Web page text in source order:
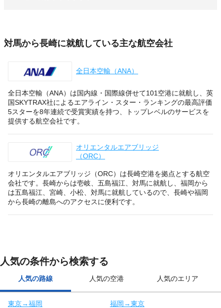
対馬から長崎に就航している主な航空会社
全日本空輸（ANA）
全日本空輸（ANA）は国内線・国際線併せて101空港に就航し、英
国SKYTRAX社によるエアライン・スター・ランキングの最高評価
5スターを8年連続で受賞実績を持つ、トップレベルのサービスを
提供する航空会社です。
オリエンタルエアブリッジ
（ORC）
オリエンタルエアブリッジ（ORC）は長崎空港を拠点とする航空
会社です。長崎からは壱岐、五島福江、対馬に就航し、福岡から
は五島福江、宮崎、小松、対馬に就航しているので、長崎や福岡
から長崎の離島へのアクセスに便利です。
人気の条件から検索する
人気の路線 人気の空港 人気のエリア
東京→福岡 福岡→東京